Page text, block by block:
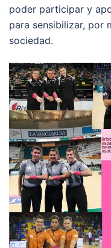
poder participar y
para sensibilizar, por
sociedad.